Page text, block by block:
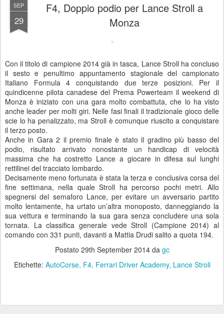
SEP
29
F4, Doppio podio per Lance Stroll a
Monza
Con il titolo di campione 2014 già in tasca, Lance Stroll ha concluso
il sesto e penultimo appuntamento stagionale del campionato
Italiano Formula 4 conquistando due terze posizioni. Per il
quindicenne pilota canadese del Prema Powerteam il weekend di
Monza è iniziato con una gara molto combattuta, che lo ha visto
anche leader per molti giri. Nelle fasi finali il tradizionale gioco delle
scie lo ha penalizzato, ma Stroll è comunque riuscito a conquistare
il terzo posto.
Anche in Gara 2 il premio finale è stato il gradino più basso del
podio, risultato arrivato nonostante un handicap di velocità
massima che ha costretto Lance a giocare in difesa sul lunghi
rettilinei del tracciato lombardo.
Decisamente meno fortunata è stata la terza e conclusiva corsa del
fine settimana, nella quale Stroll ha percorso pochi metri. Allo
spegnersi del semaforo Lance, per evitare un avversario partito
molto lentamente, ha urtato un’altra monoposto, danneggiando la
sua vettura e terminando la sua gara senza concludere una sola
tornata. La classifica generale vede Stroll (Campione 2014) al
comando con 331 punti, davanti a Mattia Drudi salito a quota 194.
Postato 29th September 2014da gc
Etichette: AutoCorse F4 Ferrari Driver Academy Lance Stroll